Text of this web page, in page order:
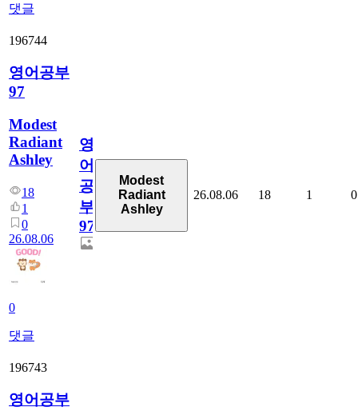
댓글
196744
영어공부
97
Modest
Radiant
Ashley
18
1
0
26.08.06
0
댓글
영
어
공
부
97
Modest
Radiant
Ashley
26.08.06 18 1 0
196743
영어공부